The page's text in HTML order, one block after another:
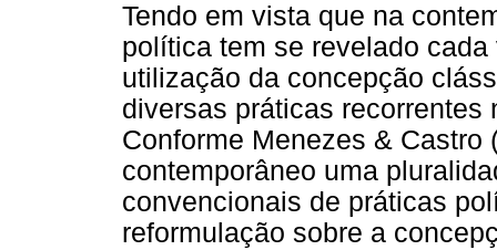
Tendo em vista que na
política tem se revelado
utilização da concepção
diversas práticas
Conforme Menezes &
contemporâneo uma
convencionais de práticas
reformulação sobre a